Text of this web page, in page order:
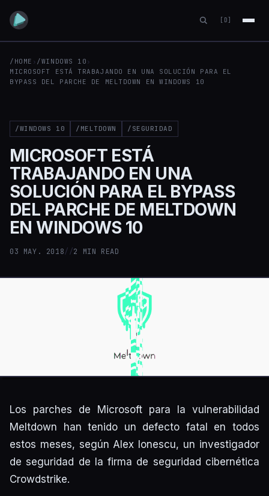
[D]
/HOME › /WINDOWS 10 ›
MICROSOFT ESTÁ TRABAJANDO EN UNA SOLUCIÓN PARA EL
BYPASS DEL PARCHE DE MELTDOWN EN WINDOWS 10
/WINDOWS 10 /MELTDOWN /SEGURIDAD
MICROSOFT ESTÁ
TRABAJANDO EN UNA
SOLUCIÓN PARA EL BYPASS
DEL PARCHE DE MELTDOWN
EN WINDOWS 10
03 MAY. 2018//2 MIN READ
Los parches de Microsoft para la vulnerabilidad
Meltdown han tenido un defecto fatal en todos
estos meses, según Alex Ionescu, un investigador
de seguridad de la firma de seguridad cibernética
Crowdstrike.